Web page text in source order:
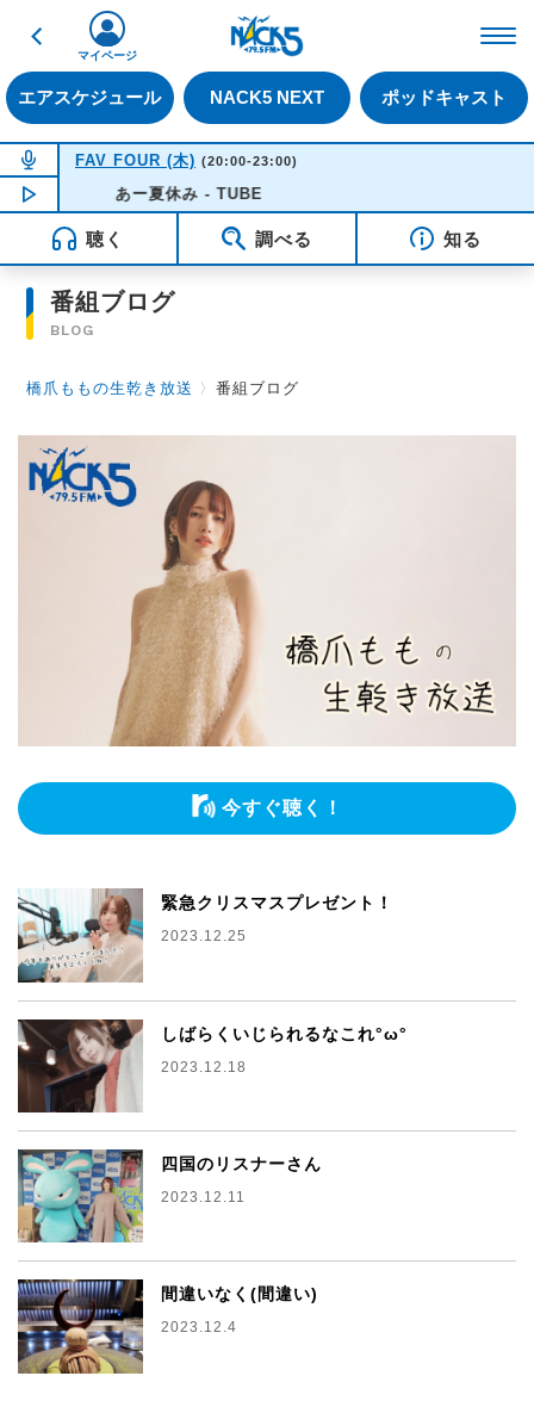
戻る
エアスケジュール NACK5 NEXT ポッドキャスト
マイページ
NOW ON AIR
FAV FOUR (木) (20:00-23:00)
NOW PLAYING20:50
あー夏休み - TUBE
聴く 調べる 知る
番組ブログ
BLOG
橋爪ももの生乾き放送 〉番組ブログ
今すぐ聴く！
緊急クリスマスプレゼント！
2023.12.25
しばらくいじられるなこれ°ω°
2023.12.18
四国のリスナーさん
2023.12.11
間違いなく(間違い)
2023.12.4